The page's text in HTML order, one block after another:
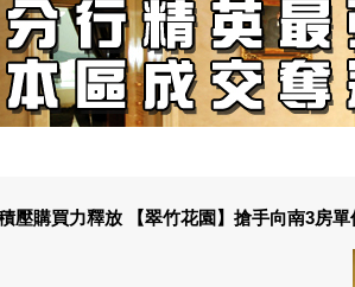
壓購買力釋放 【翠竹花園】搶手向南3房